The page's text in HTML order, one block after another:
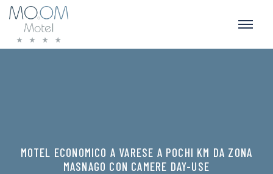
MOTEL ECONOMICO A VARESE A POCHI KM DA ZONA
MASNAGO CON CAMERE DAY-USE